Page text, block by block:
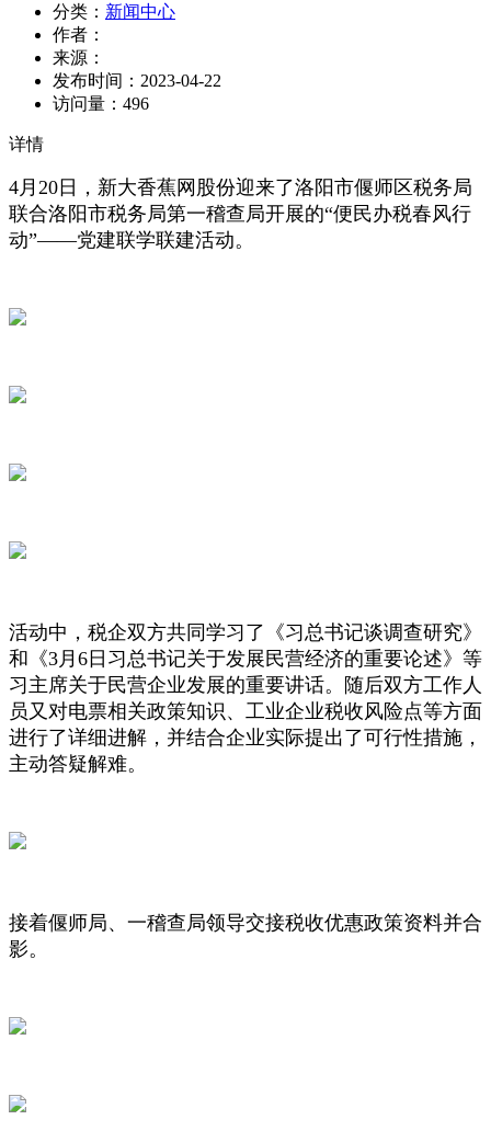
分类： 新闻中心
作者：
来源：
发布时间： 2023-04-22
访问量： 496
详情
4月20日，新大香蕉网股份迎来了洛阳市偃师区税务局
联合洛阳市税务局第一稽查局开展的“便民办税春风行
动”——党建联学联建活动。
活动中，税企双方共同学习了《习总书记谈调查研究》
和《3月6日习总书记关于发展民营经济的重要论述》等
习主席关于民营企业发展的重要讲话。随后双方工作人
员又对电票相关政策知识、工业企业税收风险点等方面
进行了详细进解，并结合企业实际提出了可行性措施，
主动答疑解难。
接着偃师局、一稽查局领导交接税收优惠政策资料并合
影。